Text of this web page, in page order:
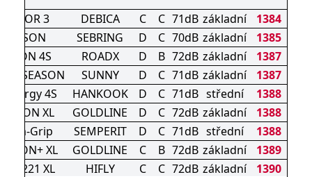
3
DEBICA C C 71dB základní
1384
SEASON
SEBRING D C 70dB základní
1385
4S
ROADX D B 72dB základní
1387
SEASON
SUNNY D C 71dB základní
1387
4S
HANKOOK D C 71dB střední
1388
XL
GOLDLINE D C 72dB základní
1388
Grip
SEMPERIT D C 71dB střední
1388
XL
GOLDLINE C B 72dB základní
1389
221 XL
HIFLY C C 72dB základní
1390